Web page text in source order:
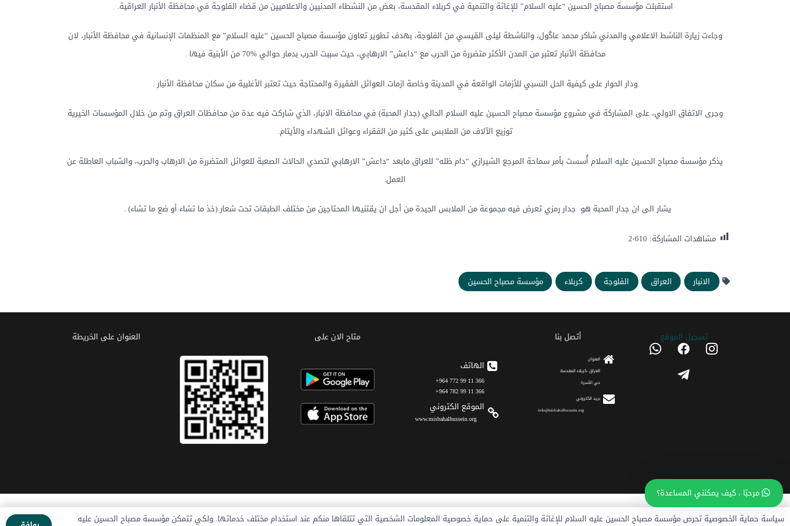
استقبلت مؤسسة مصباح الحسين “عليه السلام” للإغاثة والتنمية في كربلاء المقدسة، بعض من النشطاء المدنيين والاعلاميين من قضاء الفلوجة في محافظة الأنبار العراقية.
وجاءت زيارة الناشط الاعلامي والمدني شاكر محمد عاگول، والناشطة ليلى القيسي من الفلوجة، بهدف تطوير تعاون مؤسسة مصباح الحسين “عليه السلام” مع المنظمات الإنسانية في محافظة الأنبار، لان
محافظة الأنبار تعتبر من المدن الأكثر متضررة من الحرب مع “داعش” الارهابي، حيث سببت الحرب بدمار حوالي70‌‎%‎ ‎ من الأبنية فيها .
ودار الحوار على كيفية الحل النسبي للأزمات الواقعة في المدينة وخاصة ازمات العوائل الفقيرة والمحتاجة حيث تعتبر الأغلبية من سكان محافظة الأنبار .
وجرى الاتفاق الاولي، على المشاركة في مشروع مؤسسة مصباح الحسين عليه السلام الحالي (جدار المحبة) في محافظة الانبار، الذي شاركت فيه عدة من محافظات العراق وتم من خلال المؤسسات الخيرية
توزيع الآلاف من الملابس على كثير من الفقراء وعوائل الشهداء والأيتام.
يذكر مؤسسة مصباح الحسين عليه السلام أُسست بأمر سماحة المرجع الشيرازي “دام ظله” للعراق مابعد “داعش” الارهابي لتصدي الحالات الصعبة للعوائل المتضررة من الارهاب والحرب، والشباب العاطلة عن
العمل.
يشار الى ان جدار المحبة هو جدار رمزي تعرض فيه مجموعة من الملابس الجيدة من أجل ان يقتنيها المحتاجين من مختلف الطبقات تحت شعار (خذ ما تشاء أو ضع ما تشاء) .
مشاهدات المشاركة: 2٬610
الانبار العراق الفلوجة كربلاء مؤسسة مصباح الحسين
تسجیل الموقعinstagram
facebook
whatsapp
telegram
أتصل بنا
العنوان
العراق -كربلاء المقدسة
حي الأسرة
برید الکتروني
info@misbahalhussein.org
الهاتف
366 11 99 772 964+
366 11 99 782 964+
الموقع الکتروني
www.misbahalhussein.org
متاح الان على العنوان علی الخریطة
جميع الحقوق محفوظة © 2018 مؤسسة مصباح الحسین علیه السلام للاغاثة والتنمیة الرئيسیة تعریف المؤسسة الاخبار تبرع الآن اتصل بنا
مرحبًا ، كيف يمكنني المساعدة؟
سياسة حماية الخصوصية تحرص مؤسسة مصباح الحسين عليه السلام للإغاثة والتنمية على حماية خصوصية المعلومات الشخصية التي تتلقاها منكم عند استخدام مختلف خدماتها. ولكي تتمكن مؤسسة مصباح الحسين عليه